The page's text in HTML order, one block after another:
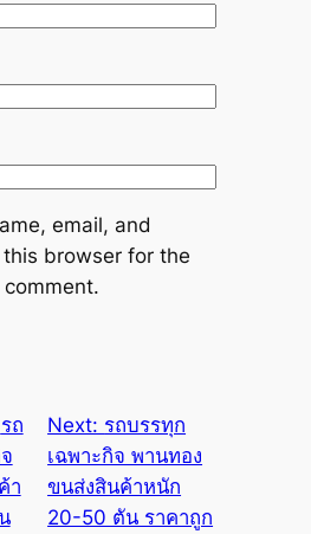
email, and
browser for the
รถ
า
Next: รถบรรทุก
เฉพาะกิจ พานทอง
ขนส่งสินค้าหนัก
20-50 ตัน ราคาถูก